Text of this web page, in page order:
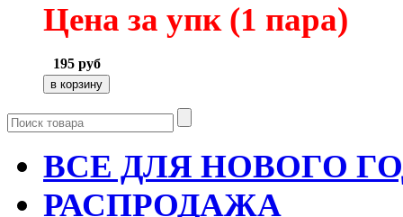
Цена за упк (1 пара)
195 руб
ВСЕ ДЛЯ НОВОГО
РАСПРОДАЖА